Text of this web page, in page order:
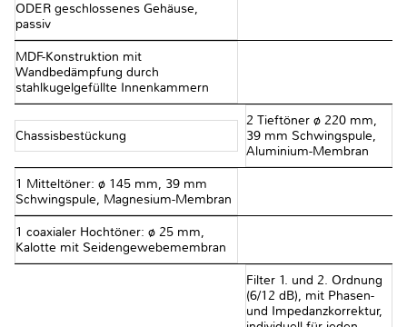
ODER geschlossenes Gehäuse,
passiv
MDF-Konstruktion mit
Wandbedämpfung durch
stahlkugelgefüllte Innenkammern
Chassisbestückung
2 Tieftöner ø 220 mm,
39 mm Schwingspule,
Aluminium-Membran
1 Mitteltöner: ø 145 mm, 39 mm
Schwingspule, Magnesium-Membran
1 coaxialer Hochtöner: ø 25 mm,
Kalotte mit Seidengewebemembran
Filter 1. und 2. Ordnung
(6/12 dB), mit Phasen-
und Impedanzkorrektur,